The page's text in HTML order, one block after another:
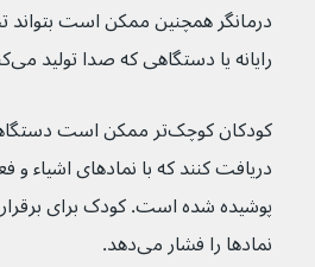
درمانگر همچنین ممکن است
رایانه یا دستگاهی که صدا تولید می‌کند را ارائه دهد.
پوشیده شده است. کودک برای
نمادها را فشار می‌دهد.